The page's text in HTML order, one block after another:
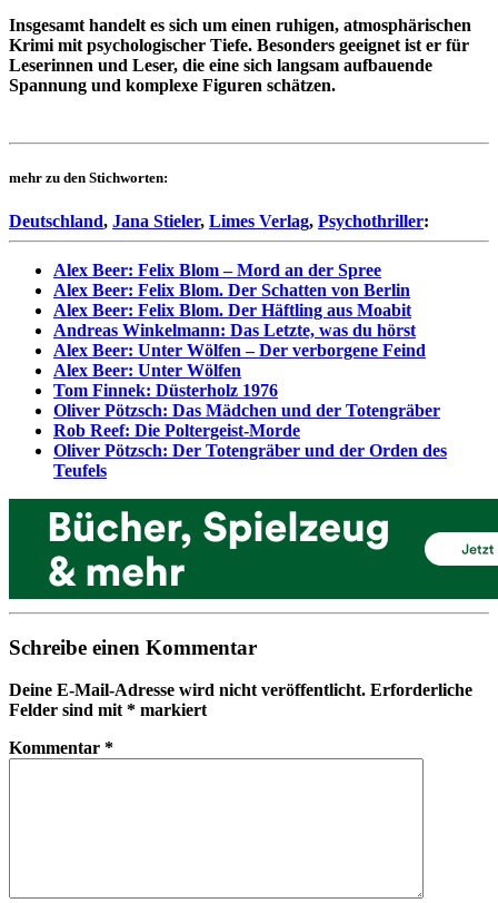
Insgesamt handelt es sich um einen ruhigen, atmosphärischen
Krimi mit psychologischer Tiefe. Besonders geeignet ist er für
Leserinnen und Leser, die eine sich langsam aufbauende
Spannung und komplexe Figuren schätzen.
mehr zu den Stichworten:
Deutschland, Jana Stieler, Limes Verlag, Psychothriller:
Alex Beer: Felix Blom – Mord an der Spree
Alex Beer: Felix Blom. Der Schatten von Berlin
Alex Beer: Felix Blom. Der Häftling aus Moabit
Andreas Winkelmann: Das Letzte, was du hörst
Alex Beer: Unter Wölfen – Der verborgene Feind
Alex Beer: Unter Wölfen
Tom Finnek: Düsterholz 1976
Oliver Pötzsch: Das Mädchen und der Totengräber
Rob Reef: Die Poltergeist-Morde
Oliver Pötzsch: Der Totengräber und der Orden des
Teufels
Schreibe einen Kommentar
Deine E-Mail-Adresse wird nicht veröffentlicht. Erforderliche
Felder sind mit* markiert
Kommentar *